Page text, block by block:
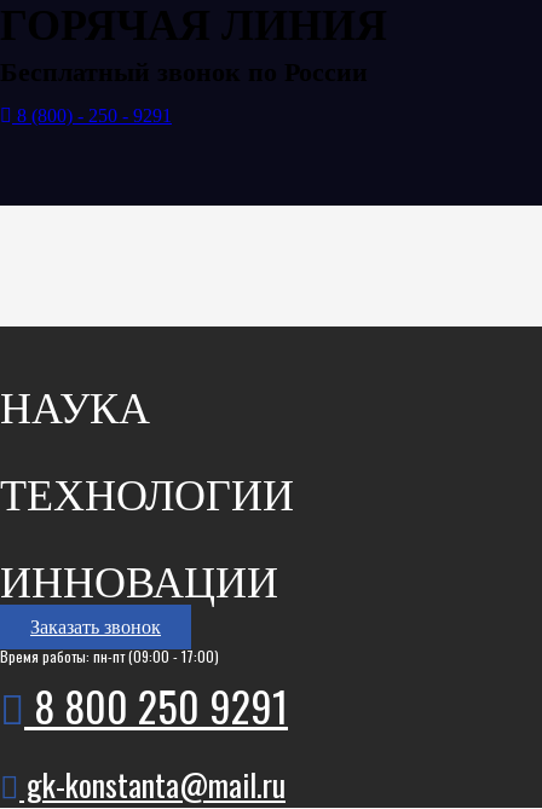
ГОРЯЧАЯ ЛИНИЯ
Бесплатный звонок по России
8 (800) - 250 - 9291
НАУКА
ТЕХНОЛОГИИ
ИННОВАЦИИ
Заказать звонок
Время работы: пн-пт (09:00 - 17:00)
8 800 250 9291
gk-konstanta@mail.ru